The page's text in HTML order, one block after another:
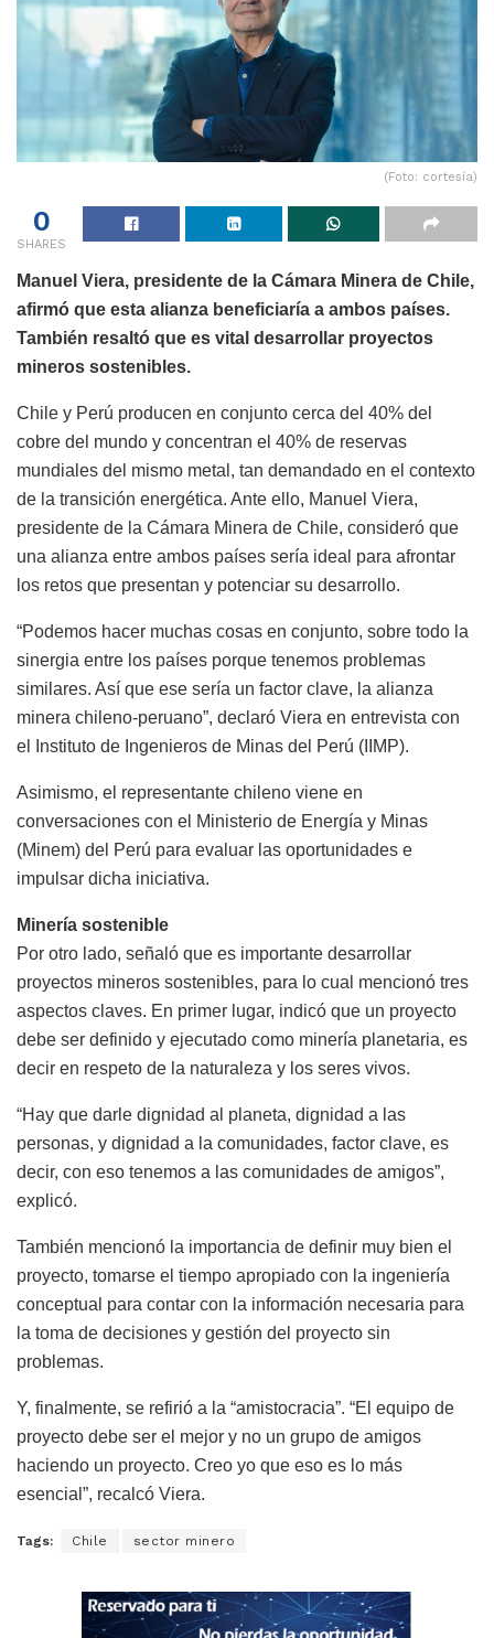
(Foto: cortesía)
0
SHARES
Manuel Viera, presidente de la Cámara Minera de Chile,
afirmó que esta alianza beneficiaría a ambos países.
También resaltó que es vital desarrollar proyectos
mineros sostenibles.
Chile y Perú producen en conjunto cerca del 40% del
cobre del mundo y concentran el 40% de reservas
mundiales del mismo metal, tan demandado en el contexto
de la transición energética. Ante ello, Manuel Viera,
presidente de la Cámara Minera de Chile, consideró que
una alianza entre ambos países sería ideal para afrontar
los retos que presentan y potenciar su desarrollo.
“Podemos hacer muchas cosas en conjunto, sobre todo la
sinergia entre los países porque tenemos problemas
similares. Así que ese sería un factor clave, la alianza
minera chileno-peruano”, declaró Viera en entrevista con
el Instituto de Ingenieros de Minas del Perú (IIMP).
Asimismo, el representante chileno viene en
conversaciones con el Ministerio de Energía y Minas
(Minem) del Perú para evaluar las oportunidades e
impulsar dicha iniciativa.
Minería sostenible
Por otro lado, señaló que es importante desarrollar
proyectos mineros sostenibles, para lo cual mencionó tres
aspectos claves. En primer lugar, indicó que un proyecto
debe ser definido y ejecutado como minería planetaria, es
decir en respeto de la naturaleza y los seres vivos.
“Hay que darle dignidad al planeta, dignidad a las
personas, y dignidad a la comunidades, factor clave, es
decir, con eso tenemos a las comunidades de amigos”,
explicó.
También mencionó la importancia de definir muy bien el
proyecto, tomarse el tiempo apropiado con la ingeniería
conceptual para contar con la información necesaria para
la toma de decisiones y gestión del proyecto sin
problemas.
Y, finalmente, se refirió a la “amistocracia”. “El equipo de
proyecto debe ser el mejor y no un grupo de amigos
haciendo un proyecto. Creo yo que eso es lo más
esencial”, recalcó Viera.
Tags: Chile sector minero